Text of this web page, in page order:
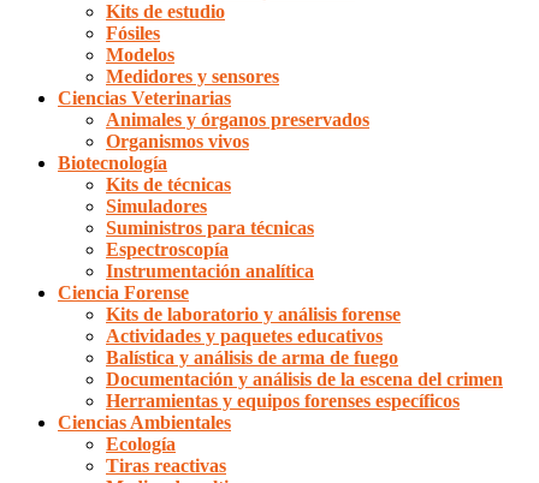
Kits de estudio
Fósiles
Modelos
Medidores y sensores
Ciencias Veterinarias
Animales y órganos preservados
Organismos vivos
Biotecnología
Kits de técnicas
Simuladores
Suministros para técnicas
Espectroscopía
Instrumentación analítica
Ciencia Forense
Kits de laboratorio y análisis forense
Actividades y paquetes educativos
Balística y análisis de arma de fuego
Documentación y análisis de la escena del crimen
Herramientas y equipos forenses específicos
Ciencias Ambientales
Ecología
Tiras reactivas